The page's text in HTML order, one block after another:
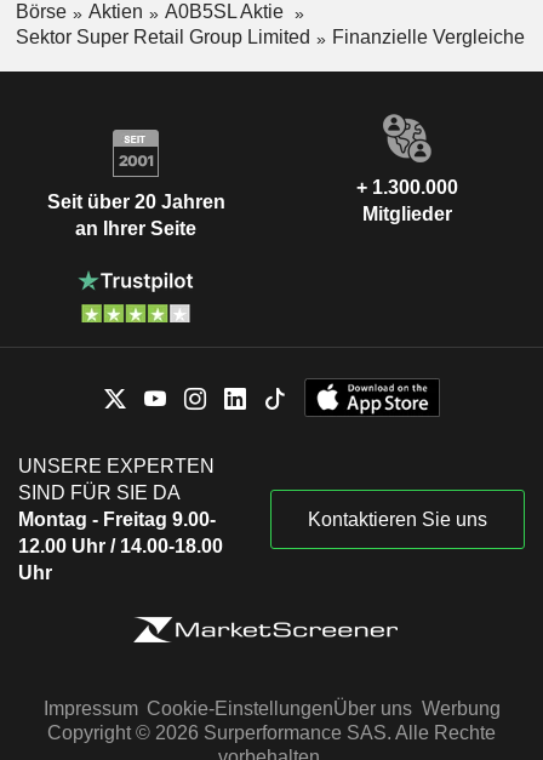
Börse Aktien
A0B5SL Aktie
Sektor Super Retail Group Limited
Finanzielle Vergleiche
Seit über 20 Jahren
an Ihrer Seite
+ 1.300.000
Mitglieder
UNSERE EXPERTEN
SIND FÜR SIE DA
Montag - Freitag 9.00-
12.00 Uhr / 14.00-18.00
Uhr
Kontaktieren Sie uns
Impressum Cookie-EinstellungenÜber uns Werbung
Copyright © 2026 Surperformance SAS. Alle Rechte